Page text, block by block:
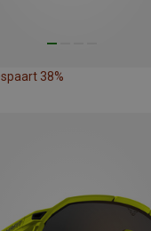
38%